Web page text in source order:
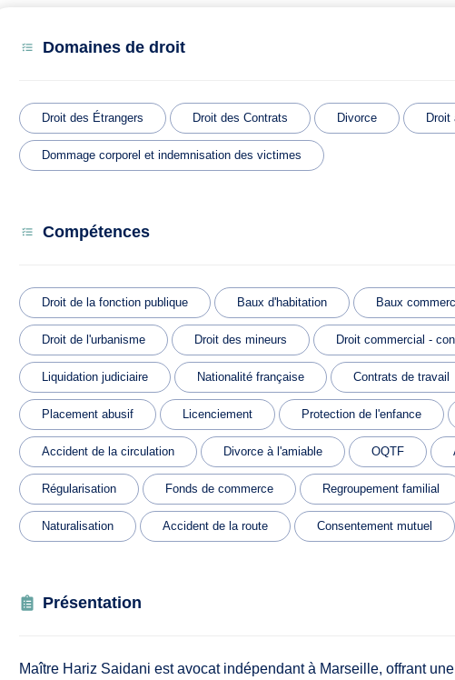
Domaines de droit
Droit des Étrangers Droit des Contrats Divorce Droit
Dommage corporel et indemnisation des victimes
Compétences
Droit de la fonction publique Baux d'habitation Baux
Droit de l'urbanisme Droit des mineurs Droit commercial -
Liquidation judiciaire Nationalité française Contrats de travail
Placement abusif Licenciement Protection de l'enfance
Accident de la circulation Divorce à l'amiable OQTF
Régularisation Fonds de commerce Regroupement familial
Naturalisation Accident de la route Consentement mutuel
Présentation
Maître Hariz Saidani est avocat indépendant à Marseille, offrant